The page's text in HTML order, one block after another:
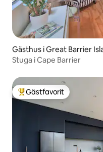
Gästhus i Great Barrier
Stuga i Cape Barrier
Populär gästfavorit
Gästfavorit